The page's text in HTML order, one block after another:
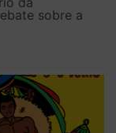
sobre a